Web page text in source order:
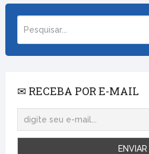
✉ RECEBA POR E-MAIL